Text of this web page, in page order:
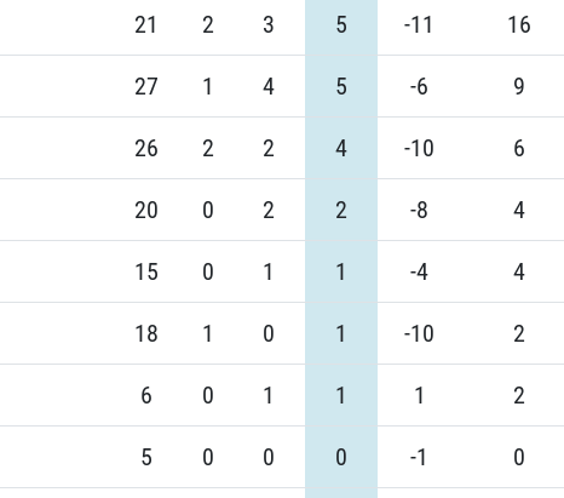
21 2 3 5 -11 16
27 1 4 5 -6 9
26 2 2 4 -10 6
20 0 2 2 -8 4
15 0 1 1 -4 4
18 1 0 1 -10 2
6 0 1 1 1 2
5 0 0 0 -1 0